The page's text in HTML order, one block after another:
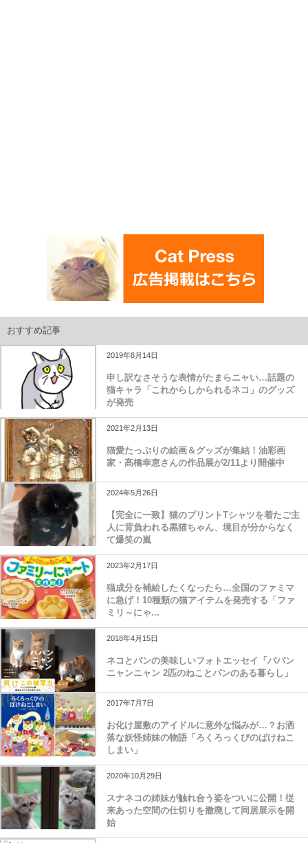
おすすめ記事
2019年8月14日
申し訳なさそうな表情がたまらニャい…話題の
猫キャラ「これからしかられるネコ」のグッズ
が発売
2021年2月13日
猫愛たっぷりの絵画＆グッズが集結！油彩画
家・髙橋幸恵さんの作品展が2/11より開催中
2024年5月26日
【完全に一致】猫のプリントTシャツを着たご主
人に背負われる黒猫ちゃん、境目が分からなく
て爆笑の嵐
2023年2月17日
猫成分を補給したくなったら…全国のファミマ
に急げ！10種類の猫アイテムを発売する「ファ
ミリ～にゃ...
2018年4月15日
ネコとパンの美味しいフォトエッセイ「パパン
ニャンニャン 2匹のねことパンのある暮らし」
2017年7月7日
お化け屋敷のアイドルに意外な悩みが…？お洒
落な妖怪姉妹の物語「ろくろっくびのばけねこ
しまい」
2020年10月29日
スナネコの姉妹が触れ合う姿をついに公開！従
来あった空間の仕切りを撤廃して同居展示を開
始